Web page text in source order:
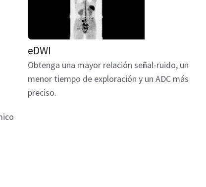
eDWI
Obtenga una mayor relación señal-ruido, un
menor tiempo de exploración y un ADC más
preciso.